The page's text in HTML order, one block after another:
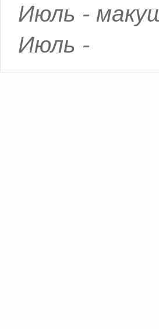
Июль -
Июль -